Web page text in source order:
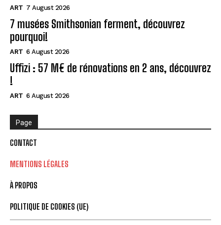
ART 7 August 2026
7 musées Smithsonian ferment, découvrez
pourquoi!
ART 6 August 2026
Uffizi : 57 M€ de rénovations en 2 ans, découvrez
!
ART 6 August 2026
Page
CONTACT
MENTIONS LÉGALES
À PROPOS
POLITIQUE DE COOKIES (UE)